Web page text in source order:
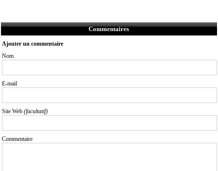
Commentaires
Ajouter un commentaire
Nom
E-mail
Site Web (facultatif)
Commentaire